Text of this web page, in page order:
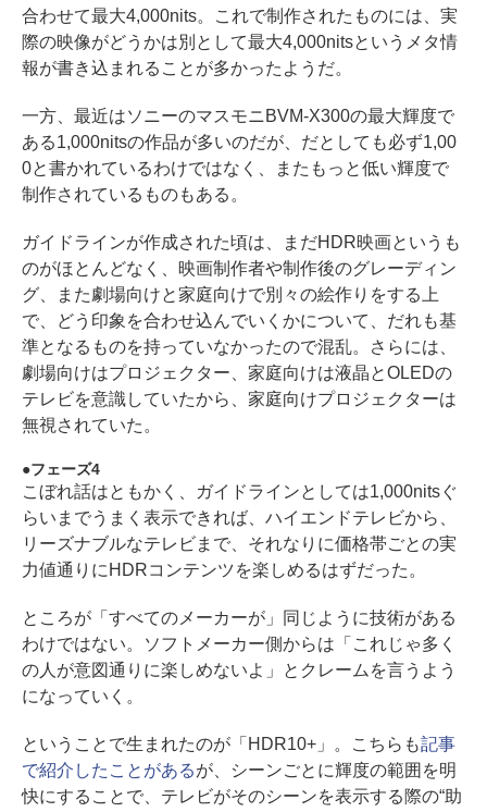
合わせて最大4,000nits。これで制作されたものには、実
際の映像がどうかは別として最大4,000nitsというメタ情
報が書き込まれることが多かったようだ。
一方、最近はソニーのマスモニBVM-X300の最大輝度で
ある1,000nitsの作品が多いのだが、だとしても必ず1,00
0と書かれているわけではなく、またもっと低い輝度で
制作されているものもある。
ガイドラインが作成された頃は、まだHDR映画というも
のがほとんどなく、映画制作者や制作後のグレーディン
グ、また劇場向けと家庭向けで別々の絵作りをする上
で、どう印象を合わせ込んでいくかについて、だれも基
準となるものを持っていなかったので混乱。さらには、
劇場向けはプロジェクター、家庭向けは液晶とOLEDの
テレビを意識していたから、家庭向けプロジェクターは
無視されていた。
フェーズ4
こぼれ話はともかく、ガイドラインとしては1,000nitsぐ
らいまでうまく表示できれば、ハイエンドテレビから、
リーズナブルなテレビまで、それなりに価格帯ごとの実
力値通りにHDRコンテンツを楽しめるはずだった。
ところが「すべてのメーカーが」同じように技術がある
わけではない。ソフトメーカー側からは「これじゃ多く
の人が意図通りに楽しめないよ」とクレームを言うよう
になっていく。
ということで生まれたのが「HDR10+」。こちらも記事
で紹介したことがあるが、シーンごとに輝度の範囲を明
快にすることで、テレビがそのシーンを表示する際の“助